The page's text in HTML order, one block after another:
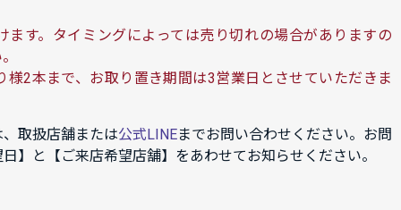
ます。タイミングによっては売り切れの場合がありますの
様2本まで、お取り置き期間は3営業日とさせていただきま
取扱店舗または公式LINEまでお問い合わせください。お問
】と【ご来店希望店舗】をあわせてお知らせください。